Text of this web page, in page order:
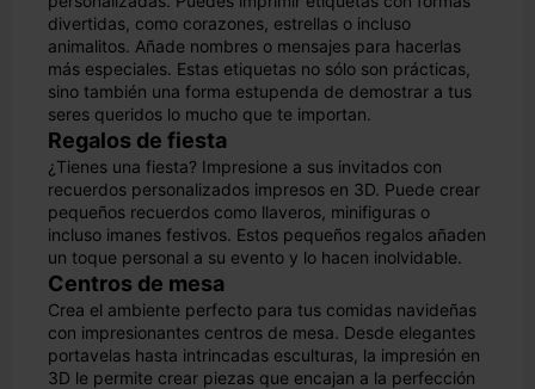
divertidas, como corazones, estrellas o incluso
animalitos. Añade nombres o mensajes para hacerlas
más especiales. Estas etiquetas no sólo son prácticas,
sino también una forma estupenda de demostrar a tus
seres queridos lo mucho que te importan.
Regalos de fiesta
¿Tienes una fiesta? Impresione a sus invitados con
recuerdos personalizados impresos en 3D. Puede crear
pequeños recuerdos como llaveros, minifiguras o
incluso imanes festivos. Estos pequeños regalos añaden
un toque personal a su evento y lo hacen inolvidable.
Centros de mesa
Crea el ambiente perfecto para tus comidas navideñas
con impresionantes centros de mesa. Desde elegantes
portavelas hasta intrincadas esculturas, la impresión en
3D le permite crear piezas que encajan a la perfección